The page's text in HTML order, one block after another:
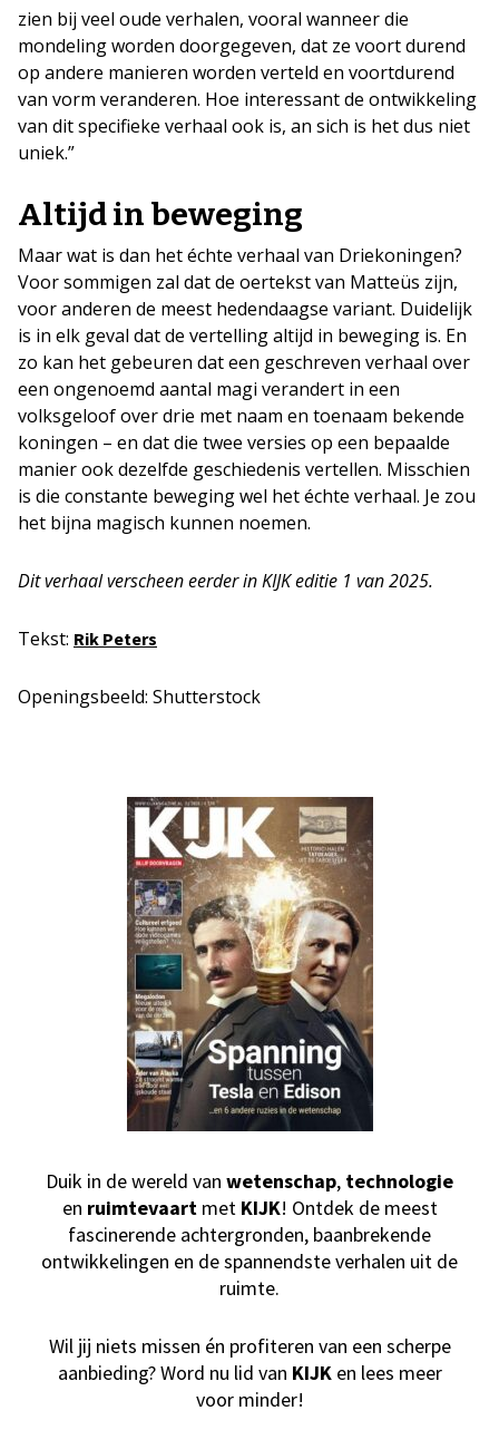
zien bij veel oude verhalen, vooral wanneer die
mondeling worden doorgegeven, dat ze voort durend
op andere manieren worden verteld en voortdurend
van vorm veranderen. Hoe interessant de ontwikkeling
van dit specifieke verhaal ook is, an sich is het dus niet
uniek.”
Altijd in beweging
Maar wat is dan het échte verhaal van Driekoningen?
Voor sommigen zal dat de oertekst van Matteüs zijn,
voor anderen de meest hedendaagse variant. Duidelijk
is in elk geval dat de vertelling altijd in beweging is. En
zo kan het gebeuren dat een geschreven verhaal over
een ongenoemd aantal magi verandert in een
volksgeloof over drie met naam en toenaam bekende
koningen – en dat die twee versies op een bepaalde
manier ook dezelfde geschiedenis vertellen. Misschien
is die constante beweging wel het échte verhaal. Je zou
het bijna magisch kunnen noemen.
Dit verhaal verscheen eerder in KIJK editie 1 van 2025.
Tekst: Rik Peters
Openingsbeeld: Shutterstock
Duik in de wereld van wetenschap, technologie
en ruimtevaartmet KIJK! Ontdek de meest
fascinerende achtergronden, baanbrekende
ontwikkelingen en de spannendste verhalen uit de
ruimte.
Wil jij niets missen én profiteren van een scherpe
aanbieding? Word nu lid van KIJKen lees meer
voor minder!